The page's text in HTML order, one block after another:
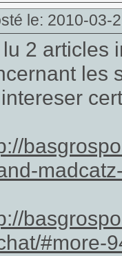
le: 2010-03-
2 articles
les
#more-